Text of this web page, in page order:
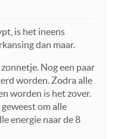
is het ineens
dan maar.
Nog een paar
worden. Zodra alle
worden is het zover.
om alle
energie naar de 8